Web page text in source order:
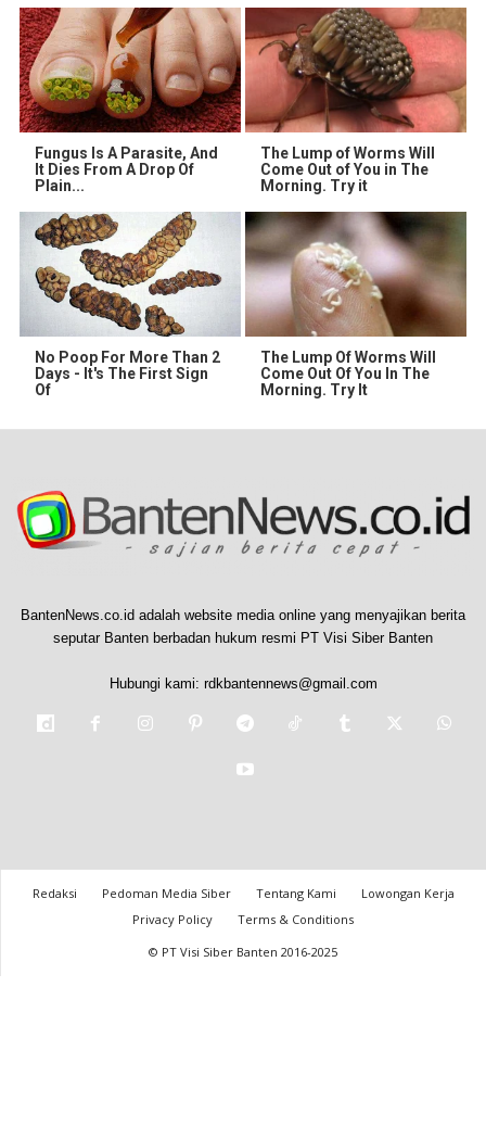
Fungus Is A Parasite, And
It Dies From A Drop Of
Plain...
The Lump of Worms Will
Come Out of You in The
Morning. Try it
No Poop For More Than 2
Days - It's The First Sign
Of
The Lump Of Worms Will
Come Out Of You In The
Morning. Try It
BantenNews.co.id adalah website media online yang menyajikan berita
seputar Banten berbadan hukum resmi PT Visi Siber Banten
Hubungi kami: rdkbantennews@gmail.com
Redaksi Pedoman Media Siber Tentang Kami
Lowongan Kerja
Privacy Policy
Terms & Conditions
© PT Visi Siber Banten 2016-2025